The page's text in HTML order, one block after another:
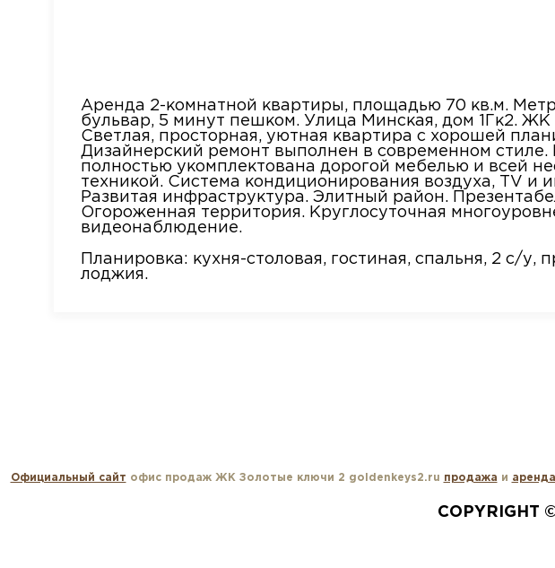
Аренда 2-комнатной квартиры, площадью 70 кв.м.
бульвар, 5 минут пешком. Улица Минская, дом 1Гк2. ЖК
Светлая, просторная, уютная квартира с хорошей
Дизайнерский ремонт выполнен в современном стиле.
полностью укомплектована дорогой мебелью и всей
техникой. Система кондиционирования воздуха, TV и
Развитая инфраструктура. Элитный район.
Огороженная территория. Круглосуточная
видеонаблюдение.
Планировка: кухня-столовая, гостиная, спальня, 2 с/у,
лоджия.
Официальный сайт офис продаж ЖК Золотые ключи 2 goldenkeys2.ru продажа и аренда
COPYRIGHT